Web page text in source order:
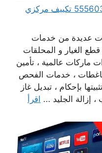
فني تكييف وتبريد الرميثية 55560390 تكييف مركزي
عديدة من خدمات
قطع الغيار و المحلقات
ماركات عالمية ، تأمين
، خدمات الفحص
بإحكام ، تبديل غاز
إزالة الجليد ... اقرأ